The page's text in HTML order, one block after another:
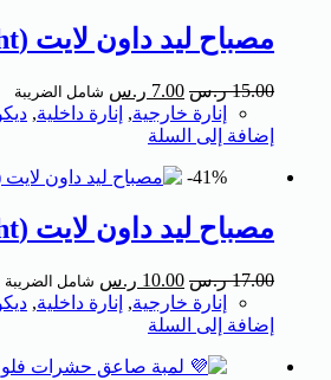
مصباح ليد داون لايت (LED Down Light) غاطس – بقوة 5 واط من Ultra Sonic Light
15.00 ر.س 7.00 ر.س شامل الضريبة
إنارة خارجية, إنارة داخلية,
إضافة إلى السلة
41%-
مصباح ليد داون لايت (LED Down Light) غاطس – بقوة 10 واط من Ultra Sonic Light
17.00 ر.س 10.00 ر.س شامل الضريبة
إنارة خارجية, إنارة داخلية,
إضافة إلى السلة